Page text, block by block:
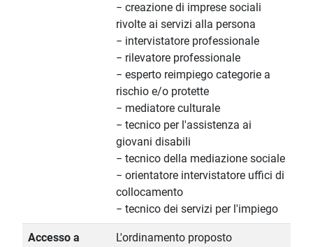
− creazione di imprese sociali
rivolte ai servizi alla persona
− intervistatore professionale
− rilevatore professionale
− esperto reimpiego categorie a
rischio e/o protette
− mediatore culturale
− tecnico per l'assistenza ai
giovani disabili
− tecnico della mediazione sociale
− orientatore intervistatore uffici di
collocamento
− tecnico dei servizi per l'impiego
Accesso a
L'ordinamento proposto